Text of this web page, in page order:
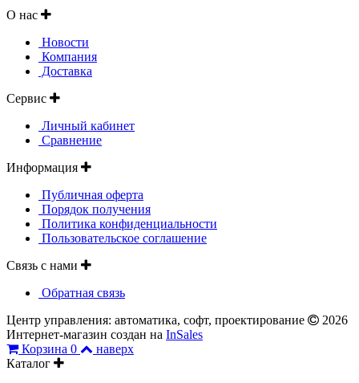
О нас
Новости
Компания
Доставка
Сервис
Личный кабинет
Сравнение
Информация
Публичная оферта
Порядок получения
Политика конфиденциальности
Пользовательское соглашение
Связь с нами
Обратная связь
Центр управления: автоматика, софт, проектирование
2026
Интернет-магазин создан на InSales
Корзина 0
наверх
Каталог